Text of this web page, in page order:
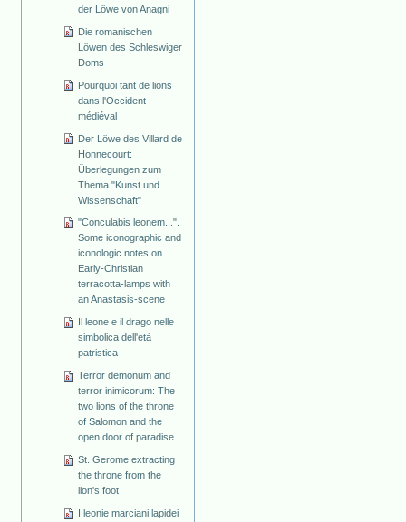
der Löwe von Anagni
Die romanischen
Löwen des Schleswiger
Doms
Pourquoi tant de lions
dans l'Occident
médiéval
Der Löwe des Villard de
Honnecourt:
Überlegungen zum
Thema "Kunst und
Wissenschaft"
"Conculabis leonem...".
Some iconographic and
iconologic notes on
Early-Christian
terracotta-lamps with
an Anastasis-scene
Il leone e il drago nelle
simbolica dell'età
patristica
Terror demonum and
terror inimicorum: The
two lions of the throne
of Salomon and the
open door of paradise
St. Gerome extracting
the throne from the
lion's foot
I leonie marciani lapidei